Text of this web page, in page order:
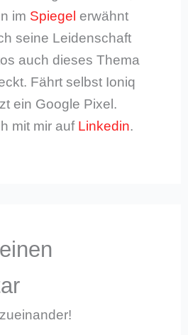
im Spiegel erwähnt
seine Leidenschaft
auch dieses Thema
Fährt selbst Ioniq
ein Google Pixel.
mit mir auf Linkedin.